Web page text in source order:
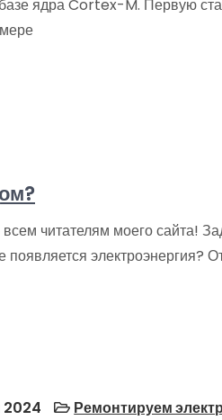
ядра Cortex-M. Первую
читателям моего сайта!
электроэнергия?
2024 Ремонтируем